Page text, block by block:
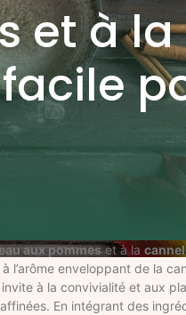
et à la
aux pommeset à la
l’arôme enveloppant de la
à la convivialité et aux
En intégrant des